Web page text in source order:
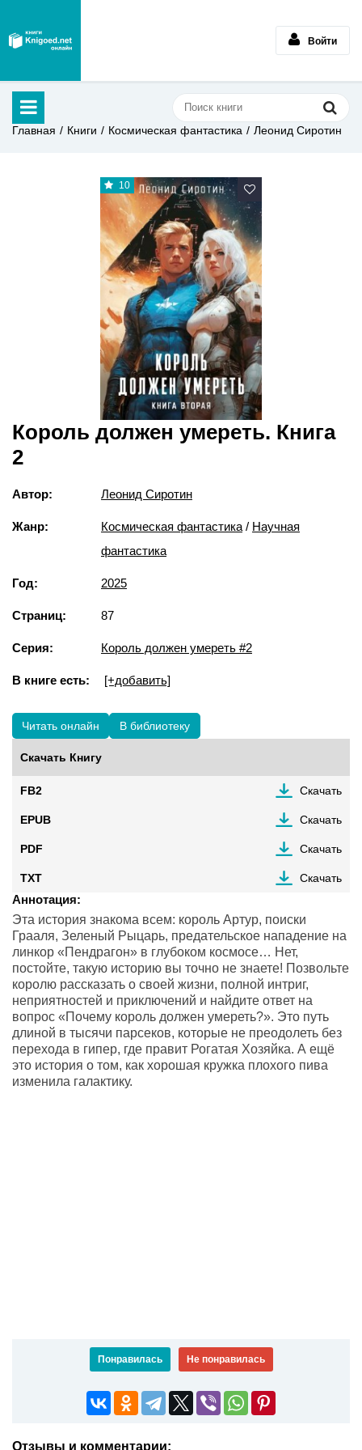
Войти
Главная Книги Космическая фантастика Леонид Сиротин
10
Король должен умереть. Книга
2
Автор: Леонид Сиротин
Жанр: Космическая фантастика / Научная
фантастика
Год: 2025
Страниц: 87
Серия: Король должен умереть #2
В книге есть: [+добавить]
Читать онлайн В библиотеку
Скачать Книгу
FB2 Скачать
EPUB Скачать
PDF Скачать
TXT Скачать
Аннотация:
Эта история знакома всем: король Артур, поиски
Грааля, Зеленый Рыцарь, предательское нападение на
линкор «Пендрагон» в глубоком космосе… Нет,
постойте, такую историю вы точно не знаете! Позвольте
королю рассказать о своей жизни, полной интриг,
неприятностей и приключений и найдите ответ на
вопрос «Почему король должен умереть?». Это путь
длиной в тысячи парсеков, которые не преодолеть без
перехода в гипер, где правит Рогатая Хозяйка. А ещё
это история о том, как хорошая кружка плохого пива
изменила галактику.
Понравилась Не понравилась
Отзывы и комментарии: